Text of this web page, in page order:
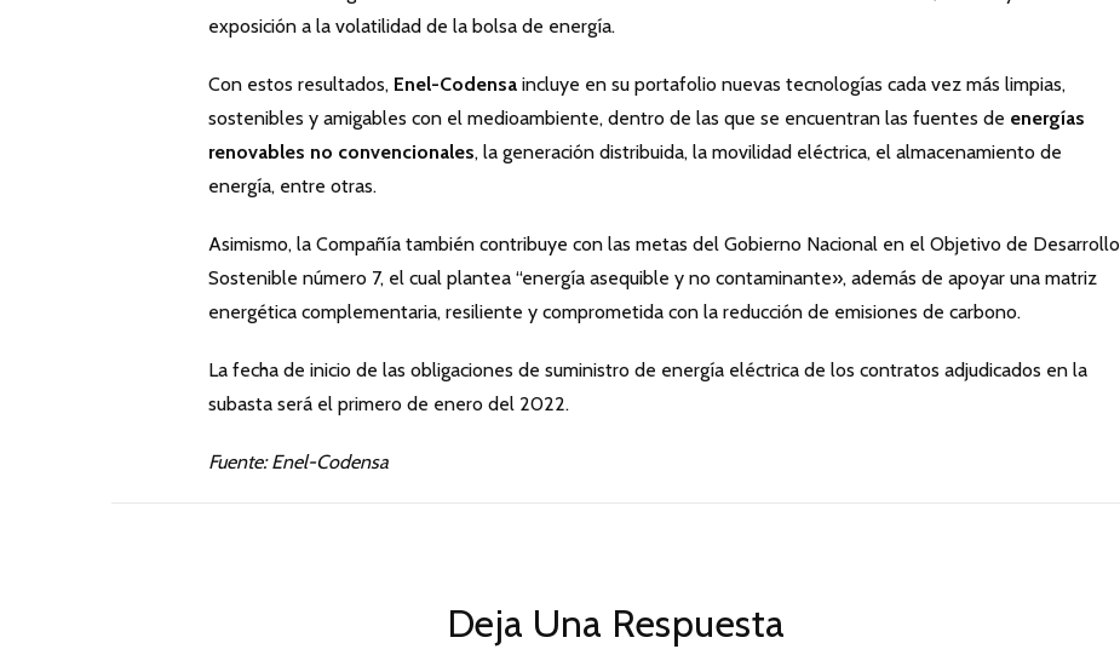
exposición a la volatilidad de la bolsa de energía.
Con estos resultados, Enel-Codensa incluye en su portafolio nuevas tecnologías cada vez más limpias,
sostenibles y amigables con el medioambiente, dentro de las que se encuentran las fuentes de energías
renovables no convencionales, la generación distribuida, la movilidad eléctrica, el almacenamiento de
energía, entre otras.
Asimismo, la Compañía también contribuye con las metas del Gobierno Nacional en el Objetivo de Desarrollo
Sostenible número 7, el cual plantea “energía asequible y no contaminante», además de apoyar una matriz
energética complementaria, resiliente y comprometida con la reducción de emisiones de carbono.
La fecha de inicio de las obligaciones de suministro de energía eléctrica de los contratos adjudicados en la
subasta será el primero de enero del 2022.
Fuente: Enel-Codensa
Deja Una Respuesta